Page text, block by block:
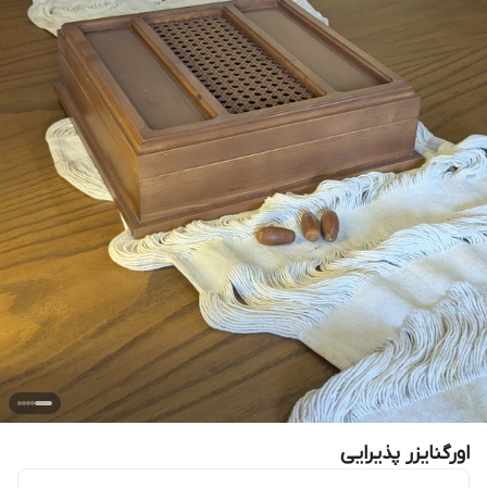
اورگنایزر پذیرایی